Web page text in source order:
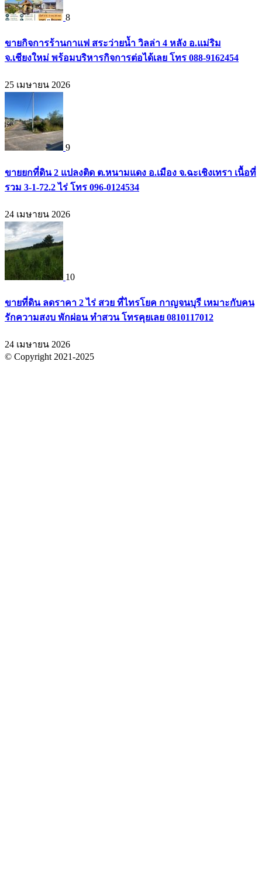
8
ขายกิจการร้านกาแฟ สระว่ายน้ำ วิลล่า 4 หลัง อ.แม่ริม
จ.เชียงใหม่ พร้อมบริหารกิจการต่อได้เลย โทร 088-9162454
25 เมษายน 2026
9
ขายยกที่ดิน 2 แปลงติด ต.หนามแดง อ.เมือง จ.ฉะเชิงเทรา เนื้อที่
รวม 3-1-72.2 ไร่ โทร 096-0124534
24 เมษายน 2026
10
ขายที่ดิน ลดราคา 2 ไร่ สวย ที่ไทรโยค กาญจนบุรี เหมาะกับคน
รักความสงบ พักผ่อน ทำสวน โทรคุยเลย 0810117012
24 เมษายน 2026
© Copyright 2021-2025